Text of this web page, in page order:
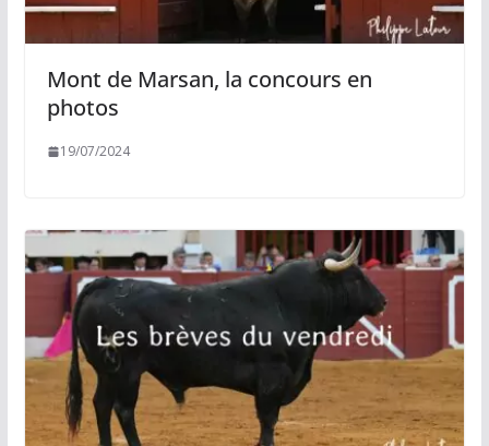
Mont de Marsan, la concours en
photos
19/07/2024